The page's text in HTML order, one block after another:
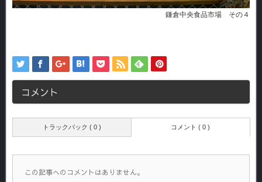
鎌倉中央食品市場 その４
コメント
トラックバック ( 0 ) コメント ( 0 )
この記事へのコメントはありません。